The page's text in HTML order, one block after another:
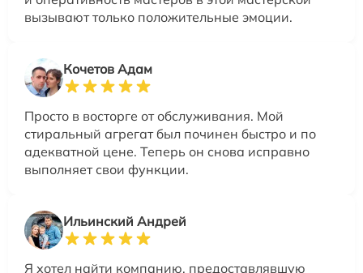
вызывают только положительные эмоции.
Кочетов Адам
Просто в восторге от обслуживания. Мой
стиральный агрегат был починен быстро и по
адекватной цене. Теперь он снова исправно
выполняет свои функции.
Ильинский Андрей
Я хотел найти компанию, предоставлявшую